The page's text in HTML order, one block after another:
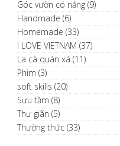
Góc vườn có nắng (9)
Handmade (6)
Homemade (33)
I LOVE VIETNAM (37)
La cà quán xá (11)
Phim (3)
soft skills (20)
Sưu tầm (8)
Thư giãn (5)
Thường thức (33)